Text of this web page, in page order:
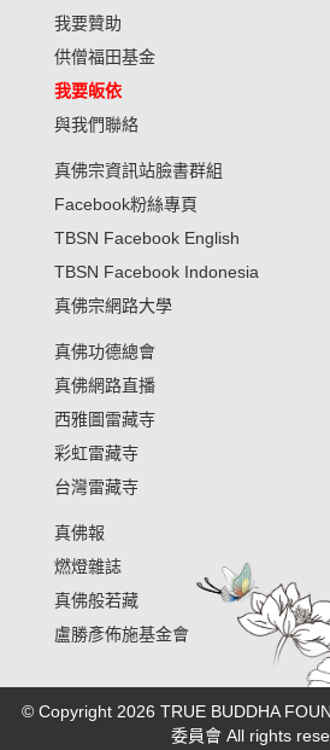
我要贊助
供僧福田基金
我要皈依
與我們聯絡
真佛宗資訊站臉書群組
Facebook粉絲專頁
TBSN Facebook English
TBSN Facebook Indonesia
真佛宗網路大學
真佛功德總會
真佛網路直播
西雅圖雷藏寺
彩虹雷藏寺
台灣雷藏寺
真佛報
燃燈雜誌
真佛般若藏
盧勝彥佈施基金會
© Copyright 2026 TRUE BUDDHA
委員會 All rights